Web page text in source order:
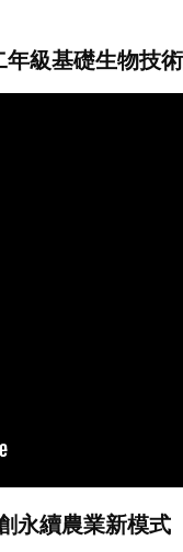
級基礎生物技
永續農業新模式